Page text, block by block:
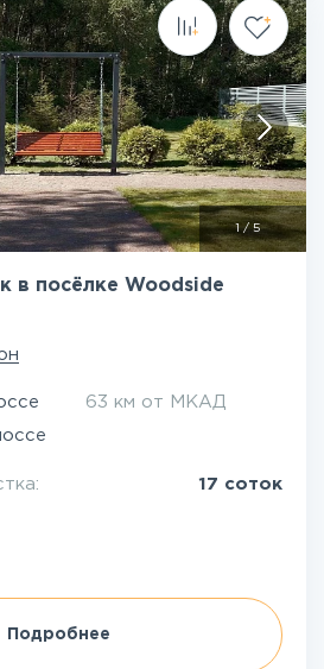
1/5
в посёлке Woodside
63 км от МКАД
17 соток
Подробнее